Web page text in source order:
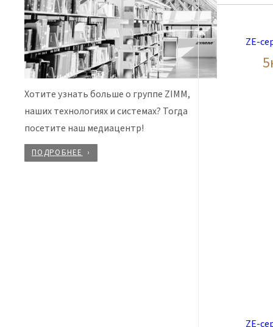
Хотите узнать больше о группе ZIMM,
наших технологиях и системах? Тогда
посетите наш медиацентр!
ПОДРОБНЕЕ
ZE-
ZE-